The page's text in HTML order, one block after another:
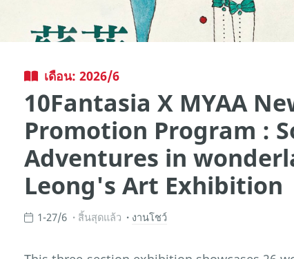
เดือน: 2026/6
10Fantasia X MYAA
Promotion Program :
Adventures in
Leong's Art Exhibition
1-27/6 สิ้นสุดแล้ว งานโชว์